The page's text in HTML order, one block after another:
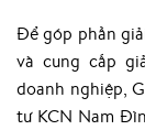
Để góp phần
và cung cấp
doanh nghiệp,
tư KCN Nam